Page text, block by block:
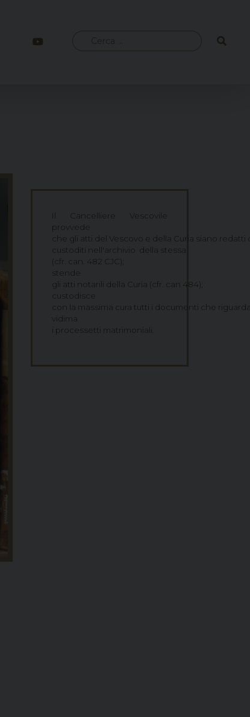
per:
Il Cancelliere Vescovile
provvede
che gli atti del Vescovo e della Curia siano
custoditi nell'archivio della stessa
(cfr. can. 482 CJC);
stende
gli atti notarili della Curia (cfr. can 484);
custodisce
con la massima cura tutti i documenti che
vidima
i processetti matrimoniali.